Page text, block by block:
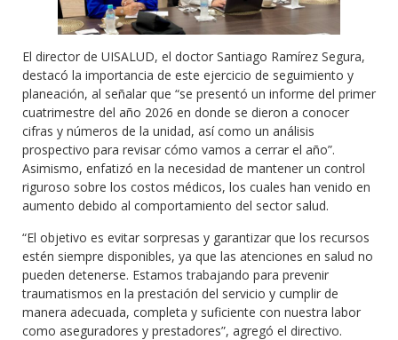
El director de UISALUD, el doctor Santiago Ramírez Segura,
destacó la importancia de este ejercicio de seguimiento y
planeación, al señalar que “se presentó un informe del primer
cuatrimestre del año 2026 en donde se dieron a conocer
cifras y números de la unidad, así como un análisis
prospectivo para revisar cómo vamos a cerrar el año”.
Asimismo, enfatizó en la necesidad de mantener un control
riguroso sobre los costos médicos, los cuales han venido en
aumento debido al comportamiento del sector salud.
“El objetivo es evitar sorpresas y garantizar que los recursos
estén siempre disponibles, ya que las atenciones en salud no
pueden detenerse. Estamos trabajando para prevenir
traumatismos en la prestación del servicio y cumplir de
manera adecuada, completa y suficiente con nuestra labor
como aseguradores y prestadores”, agregó el directivo.